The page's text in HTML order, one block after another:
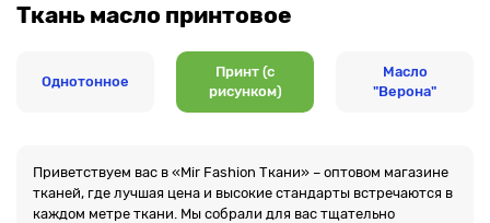
Ткань масло принтовое
Однотонное
Принт (с
рисунком)
Масло
"Верона"
Приветствуем вас в «Mir Fashion Ткани» – оптовом магазине
тканей, где лучшая цена и высокие стандарты встречаются в
каждом метре ткани. Мы собрали для вас тщательно